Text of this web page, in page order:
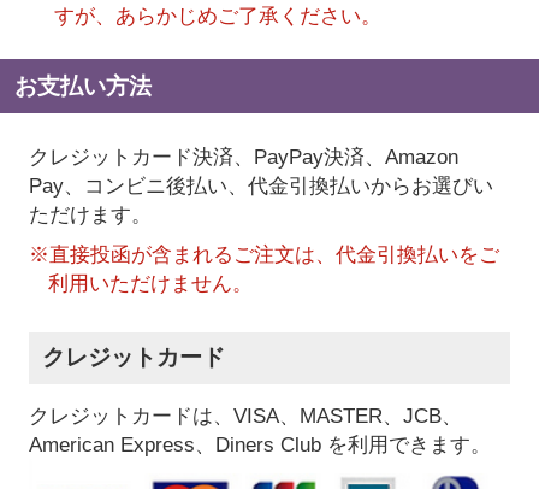
すが、あらかじめご了承ください。
お支払い方法
クレジットカード決済、PayPay決済、Amazon
Pay、コンビニ後払い、代金引換払いからお選びい
ただけます。
※直接投函が含まれるご注文は、代金引換払いをご
利用いただけません。
クレジットカード
クレジットカードは、VISA、MASTER、JCB、
American Express、Diners Club を利用できます。